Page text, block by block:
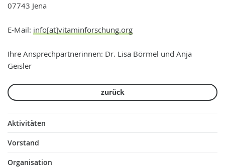
07743 Jena
E-Mail: info[at]vitaminforschung.org
Ihre Ansprechpartnerinnen: Dr. Lisa Börmel und Anja
Geisler
zurück
Aktivitäten
Vorstand
Organisation